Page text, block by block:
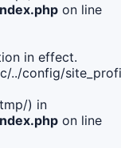
on line
in effect.
../config/
) in
on line